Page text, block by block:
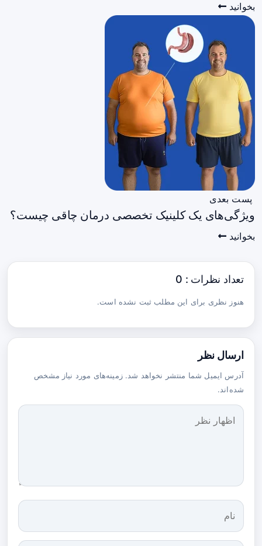
بخوانید
پست بعدی
ویژگی‌های یک کلینیک تخصصی درمان چاقی چیست؟
بخوانید
تعداد نظرات : 0
هنوز نظری برای این مطلب ثبت نشده است.
ارسال نظر
آدرس ایمیل شما منتشر نخواهد شد. زمینه‌های مورد نیاز مشخص
شده‌اند.